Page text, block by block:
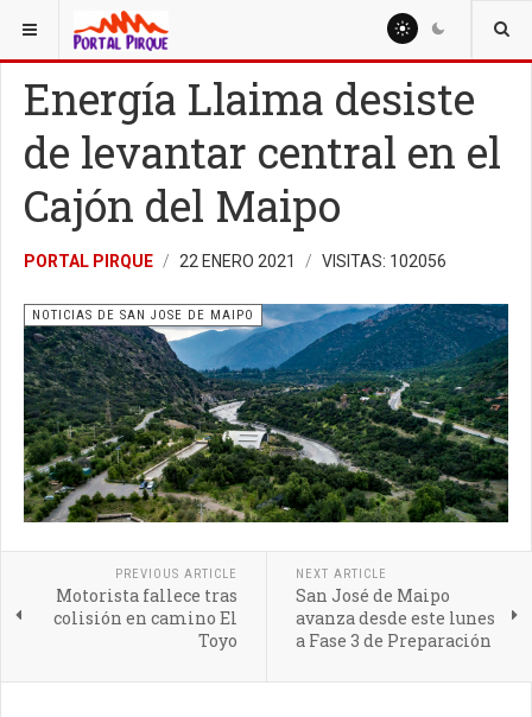
ESTÁ AQUÍ: NOTICIAS NOTICIAS DE SAN JOSE DE MAIPO
Energía Llaima desiste
de levantar central en el
Cajón del Maipo
PORTAL PIRQUE 22 ENERO 2021 VISITAS: 102056
NOTICIAS DE SAN JOSE DE MAIPO
PREVIOUS ARTICLE
Motorista fallece tras
colisión en camino El
Toyo
NEXT ARTICLE
San José de Maipo
avanza desde este lunes
a Fase 3 de Preparación